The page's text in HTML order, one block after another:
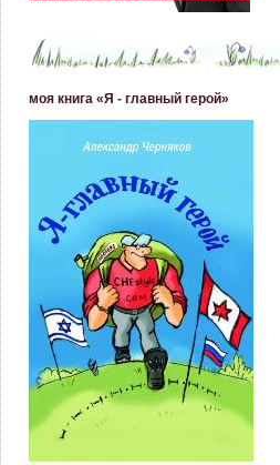
моя книга «Я - главный герой»